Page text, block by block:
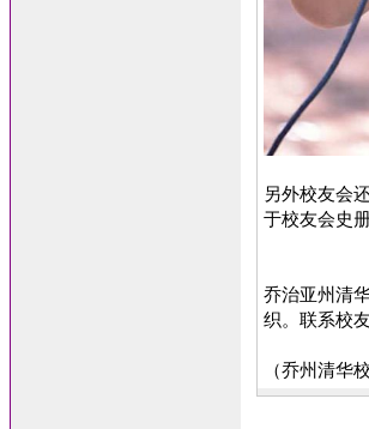
另外校友会
于校友会史
乔治亚州清
织。联系校
（乔州清华